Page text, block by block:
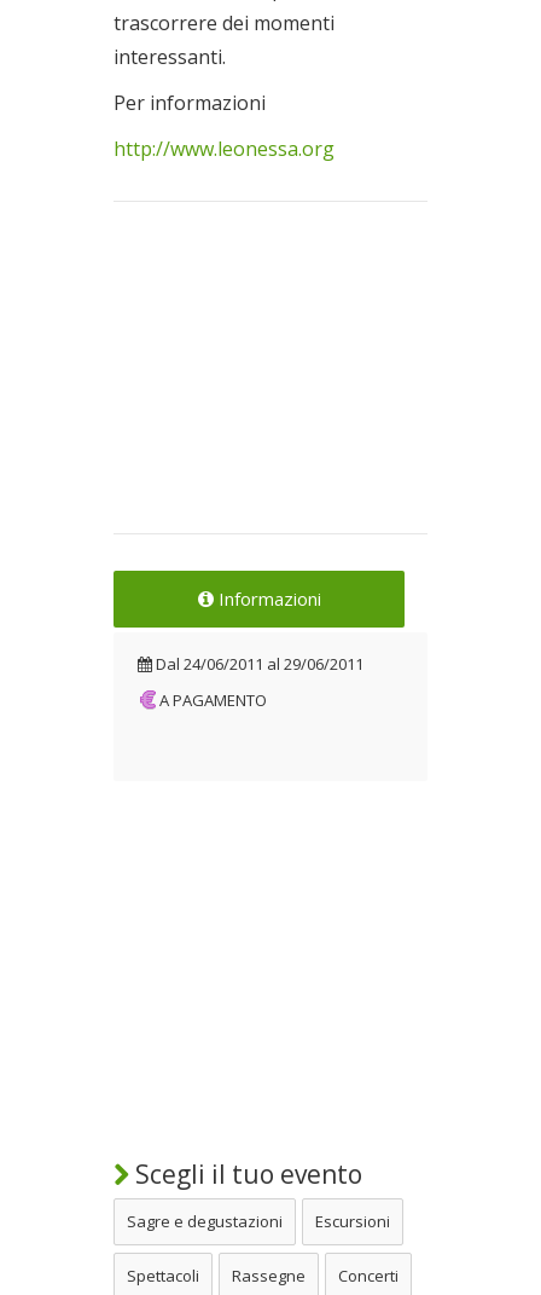
trascorrere dei momenti
interessanti.
Per informazioni
http://www.leonessa.org
Informazioni
Dal 24/06/2011 al 29/06/2011
A PAGAMENTO
Scegli il tuo evento
Sagre e degustazioni Escursioni
Spettacoli Rassegne Concerti